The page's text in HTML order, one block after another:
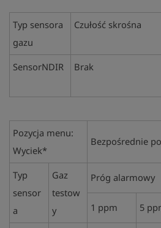
Typ sensora
gazu
Czułość skrośna
SensorNDIR
Brak
Pozycja menu:
Wyciek*
Bezpośrednie
Typ
sensor
a
Gaz
testow
y
Próg alarmowy
1 ppm 5